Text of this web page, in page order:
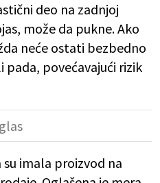
deo na zadnjoj
može da pukne. Ako
neće ostati bezbedno
povećavajući rizik
imala proizvod na